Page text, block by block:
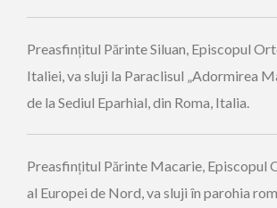
Preasfințitul Părinte Siluan, Episcopul
Italiei, va sluji la Paraclisul „Adormirea
de la Sediul Eparhial, din Roma, Italia.
Preasfințitul Părinte Macarie, Episcopul
al Europei de Nord, va sluji în parohia